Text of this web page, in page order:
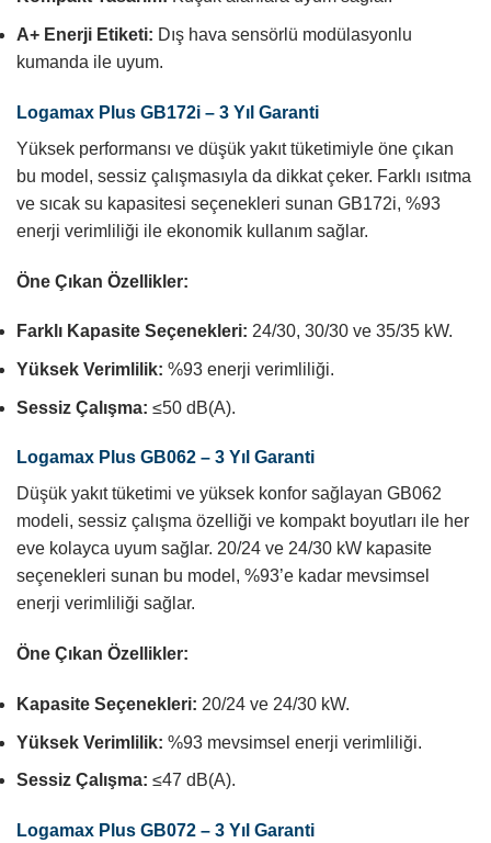
A+ Enerji Etiketi: Dış hava sensörlü modülasyonlu
kumanda ile uyum.
Logamax Plus GB172i – 3 Yıl Garanti
Yüksek performansı ve düşük yakıt tüketimiyle öne çıkan
bu model, sessiz çalışmasıyla da dikkat çeker. Farklı ısıtma
ve sıcak su kapasitesi seçenekleri sunan GB172i, %93
enerji verimliliği ile ekonomik kullanım sağlar.
Öne Çıkan Özellikler:
Farklı Kapasite Seçenekleri: 24/30, 30/30 ve 35/35 kW.
Yüksek Verimlilik: %93 enerji verimliliği.
Sessiz Çalışma: ≤50 dB(A).
Logamax Plus GB062 – 3 Yıl Garanti
Düşük yakıt tüketimi ve yüksek konfor sağlayan GB062
modeli, sessiz çalışma özelliği ve kompakt boyutları ile her
eve kolayca uyum sağlar. 20/24 ve 24/30 kW kapasite
seçenekleri sunan bu model, %93’e kadar mevsimsel
enerji verimliliği sağlar.
Öne Çıkan Özellikler:
Kapasite Seçenekleri: 20/24 ve 24/30 kW.
Yüksek Verimlilik: %93 mevsimsel enerji verimliliği.
Sessiz Çalışma: ≤47 dB(A).
Logamax Plus GB072 – 3 Yıl Garanti